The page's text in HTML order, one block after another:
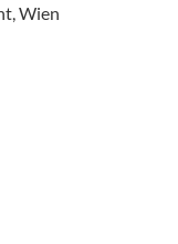
Wien